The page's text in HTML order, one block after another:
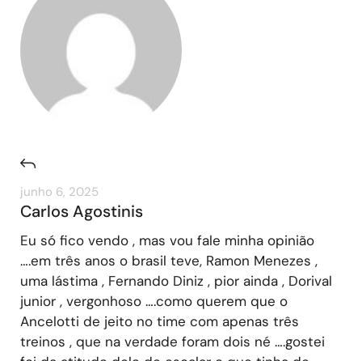
junho 6, 2025
Carlos Agostinis
Eu só fico vendo , mas vou fale minha opinião
….em três anos o brasil teve, Ramon Menezes ,
uma lástima , Fernando Diniz , pior ainda , Dorival
junior , vergonhoso ….como querem que o
Ancelotti de jeito no time com apenas três
treinos , que na verdade foram dois né ….gostei